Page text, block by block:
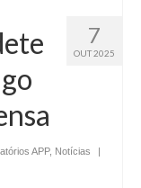
7
OUT 2025
APP, Notícias
|